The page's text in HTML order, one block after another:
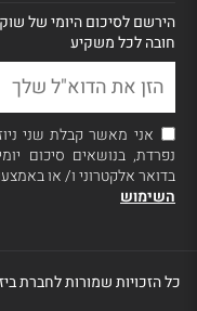
הירשם לסיכום היומי של שוק
חובה לכל משקיע
אני מאשר קבלת שני
נפרדת, בנושאים סיכום
בדואר אלקטרוני ו/ או
השימוש
כל הזכויות שמורות לחברת